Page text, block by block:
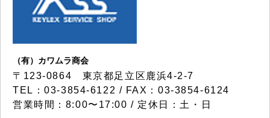
（有）カワムラ商会
〒123-0864 東京都足立区鹿浜4-2-7
TEL：03-3854-6122 / FAX：03-3854-6124
営業時間：8:00〜17:00 / 定休日：土・日